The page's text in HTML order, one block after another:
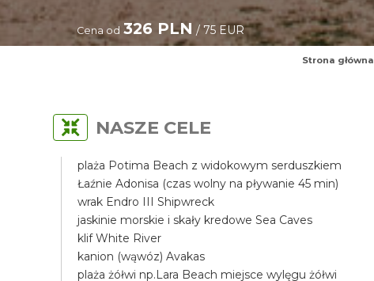
Cena od 326 PLN / 75 EUR
Strona główna
NASZE CELE
plaża Potima Beach z widokowym serduszkiem
Łaźnie Adonisa (czas wolny na pływanie 45 min)
wrak Endro III Shipwreck
jaskinie morskie i skały kredowe Sea Caves
klif White River
kanion (wąwóz) Avakas
plaża żółwi np.Lara Beach miejsce wylęgu żółwi